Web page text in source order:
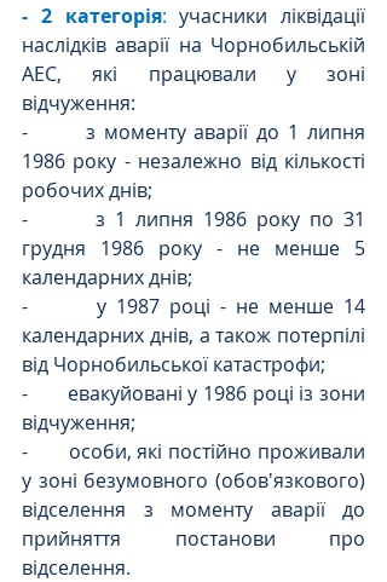
- 2 категорія: учасники ліквідації
наслідків аварії на Чорнобильській
АЕС, які працювали у зоні
відчуження:
-       з моменту аварії до 1 липня
1986 року - незалежно від кількості
робочих днів;
-       з 1 липня 1986 року по 31
грудня 1986 року - не менше 5
календарних днів;
-       у 1987 році - не менше 14
календарних днів, а також потерпілі
від Чорнобильської катастрофи;
-       евакуйовані у 1986 році із зони
відчуження;
-       особи, які постійно проживали
у зоні безумовного (обов'язкового)
відселення з моменту аварії до
прийняття постанови про
відселення.